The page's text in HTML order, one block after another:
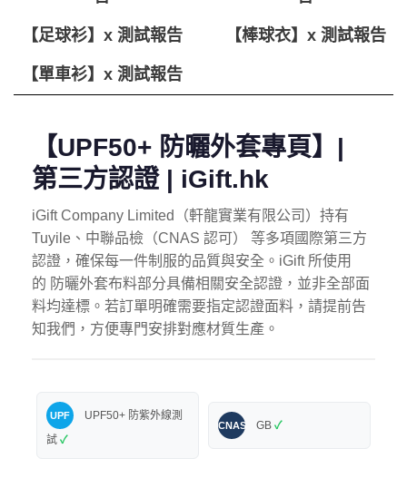
【足球衫】x 測試報告 【棒球衣】x 測試報告
【單車衫】x 測試報告
【UPF50+ 防曬外套專頁】|
第三方認證 | iGift.hk
iGift Company Limited（軒龍實業有限公司）持有
Tuyile、中聯品檢（CNAS 認可） 等多項國際第三方
認證，確保每一件制服的品質與安全。iGift 所使用
的 防曬外套布料部分具備相關安全認證，並非全部面
料均達標。若訂單明確需要指定認證面料，請提前告
知我們，方便專門安排對應材質生產。
UPF
UPF50+ 防紫外線測
試 ✓
CNAS GB ✓